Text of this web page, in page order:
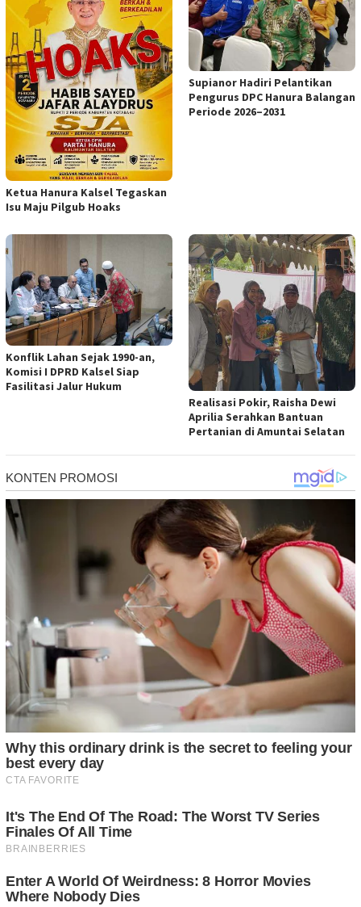
Ketua Hanura Kalsel Tegaskan
Isu Maju Pilgub Hoaks
Supianor Hadiri Pelantikan
Pengurus DPC Hanura Balangan
Periode 2026–2031
Konflik Lahan Sejak 1990-an,
Komisi I DPRD Kalsel Siap
Fasilitasi Jalur Hukum
Realisasi Pokir, Raisha Dewi
Aprilia Serahkan Bantuan
Pertanian di Amuntai Selatan